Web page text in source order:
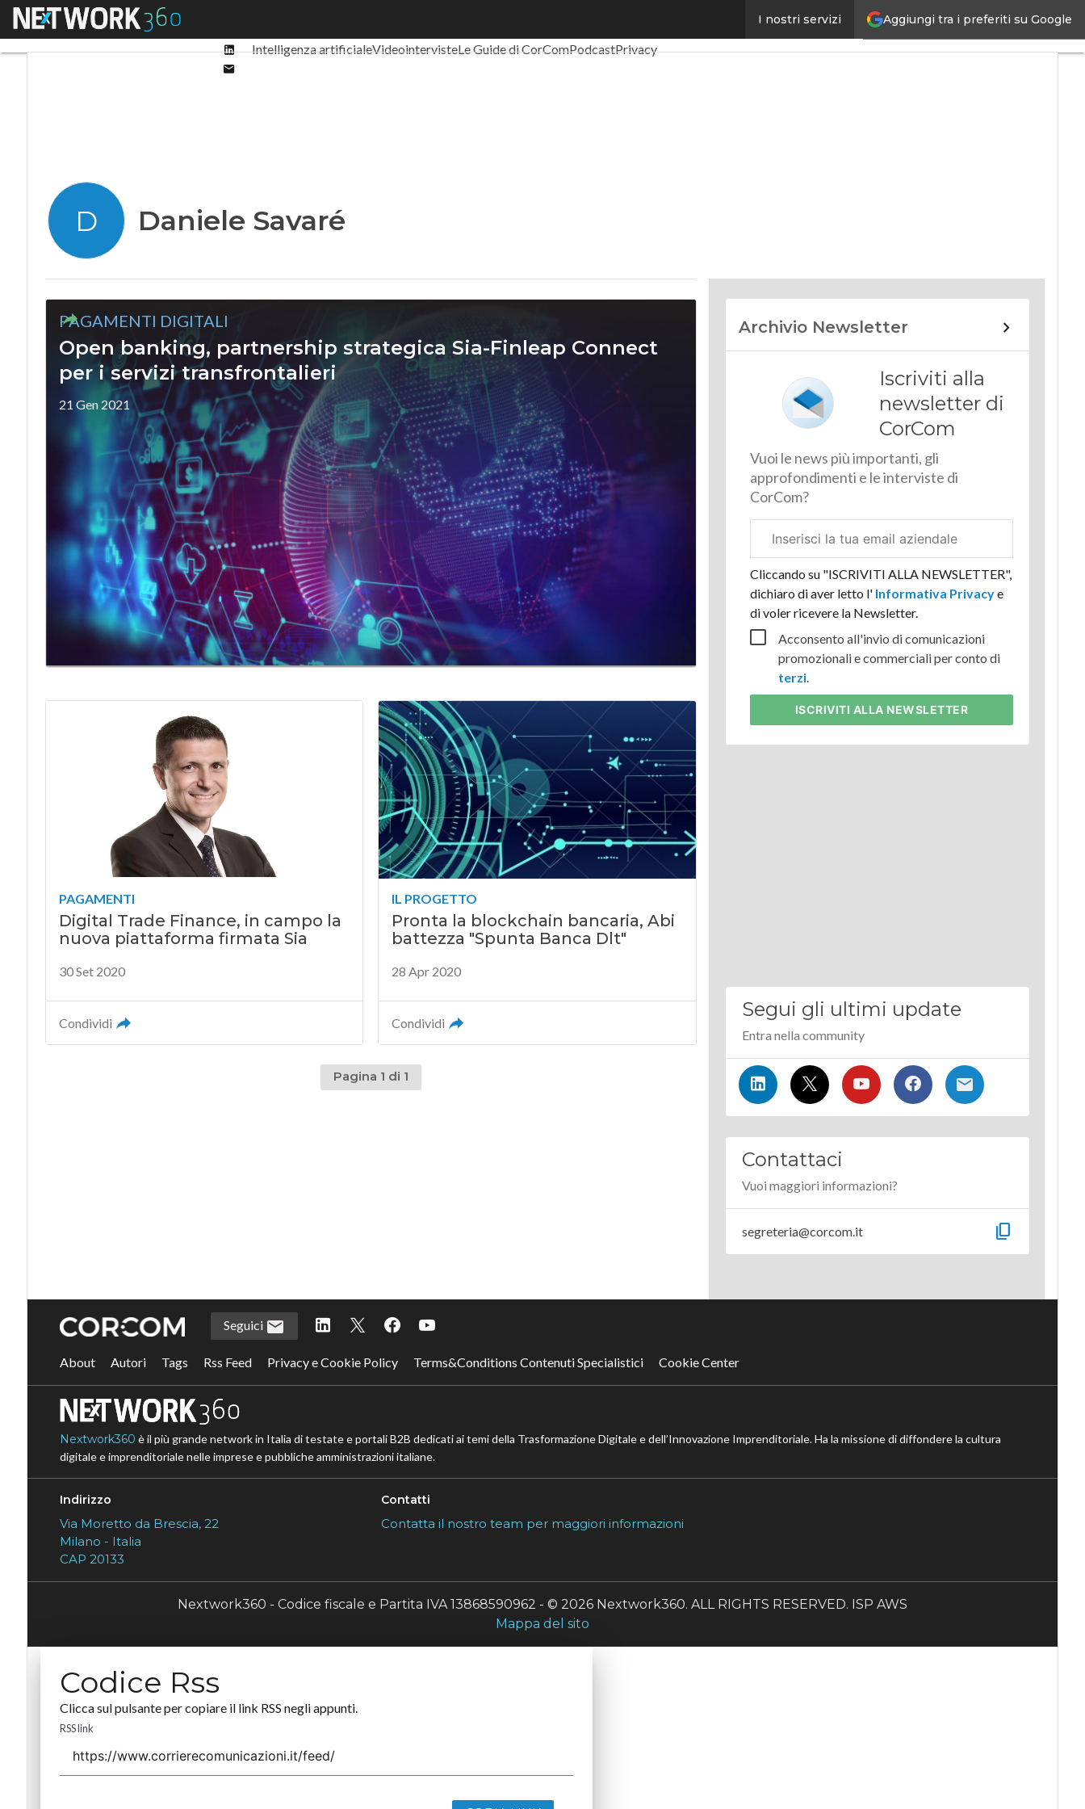
Aggiungi tra i preferiti su Google
I nostri servizi
Menu
Linkedin
Intelligenza artificialeVideointervisteLe Guide di CorComPodcastPrivacy
D Daniele Savaré
PAGAMENTI DIGITALI
Open banking, partnership strategica Sia-Finleap Connect
per i servizi transfrontalieri
21 Gen 2021
PAGAMENTI
Digital Trade Finance, in campo la
nuova piattaforma firmata Sia
30 Set 2020
Condividi
IL PROGETTO
Pronta la blockchain bancaria, Abi
battezza "Spunta Banca Dlt"
28 Apr 2020
Condividi
Pagina 1 di 1
Archivio Newsletter
Iscriviti alla
newsletter di
CorCom
Vuoi le news più importanti, gli
approfondimenti e le interviste di
CorCom?
aziendale
Cliccando su "ISCRIVITI ALLA NEWSLETTER",
dichiaro di aver letto l'Informativa Privacye
di voler ricevere la Newsletter.
Acconsento all'invio di comunicazioni
promozionali e commerciali per conto di
terzi.
ISCRIVITI ALLA NEWSLETTER
Segui gli ultimi update
Entra nella community
Contattaci
Vuoi maggiori informazioni?
segreteria@corcom.it content_copy
Seguici
About Autori Tags Rss Feed Privacy e Cookie Policy Terms&Conditions Contenuti Specialistici Cookie Center
Nextwork360 è il più grande network in Italia di testate e portali B2B dedicati ai temi della Trasformazione Digitale e dell’Innovazione Imprenditoriale. Ha la missione di diffondere la cultura
digitale e imprenditoriale nelle imprese e pubbliche amministrazioni italiane.
Indirizzo
Via Moretto da Brescia, 22
Milano - Italia
CAP 20133
Contatti
Contatta il nostro team per maggiori informazioni
Nextwork360 - Codice fiscale e Partita IVA 13868590962 - © 2026 Nextwork360. ALL RIGHTS RESERVED. ISP AWS
Mappa del sito
Codice Rss
Clicca sul pulsante per copiare il link RSS negli appunti.
RSS link